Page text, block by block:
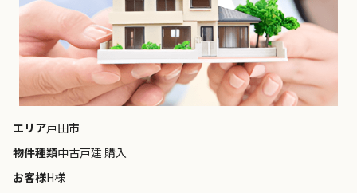
エリア戸田市
物件種類中古戸建 購入
お客様H様